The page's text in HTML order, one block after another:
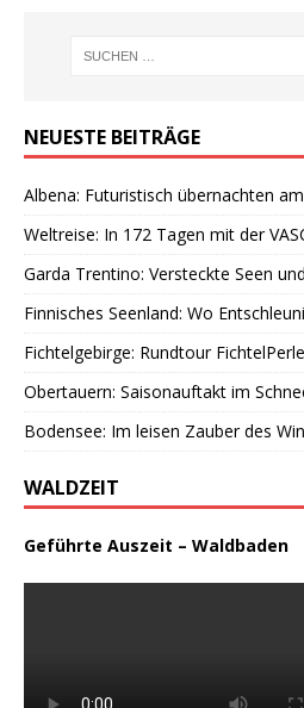
NEUESTE BEITRÄGE
Albena: Futuristisch übernachten
Weltreise: In 172 Tagen mit der
Garda Trentino: Versteckte Seen
Finnisches Seenland: Wo
Fichtelgebirge: Rundtour
Obertauern: Saisonauftakt im
Bodensee: Im leisen Zauber des
WALDZEIT
Geführte Auszeit – Waldbaden